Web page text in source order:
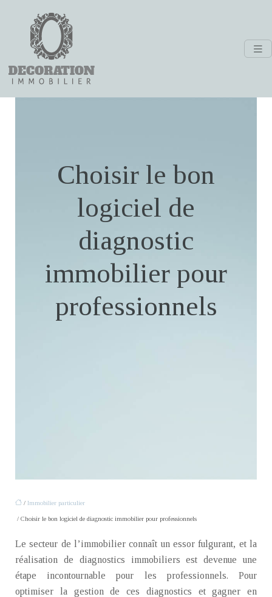
Choisir le bon
logiciel de
diagnostic
immobilier pour
professionnels
/ Immobilier particulier
/ Choisir le bon logiciel de diagnostic immobilier pour professionnels
Le secteur de l’immobilier connaît un essor fulgurant, et la
réalisation de diagnostics immobiliers est devenue une
étape incontournable pour les professionnels. Pour
optimiser la gestion de ces diagnostics et gagner en